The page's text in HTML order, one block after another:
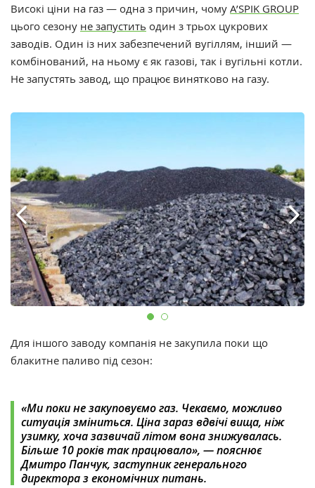
Високі ціни на газ — одна з причин, чому A’SPIK GROUP
цього сезону не запустить один з трьох цукрових
заводів. Один із них забезпечений вугіллям, інший —
комбінований, на ньому є як газові, так і вугільні котли.
Не запустять завод, що працює винятково на газу.
Для іншого заводу компанія не закупила поки що
блакитне паливо під сезон:
«Ми поки не закуповуємо газ. Чекаємо, можливо
ситуація зміниться. Ціна зараз вдвічі вища, ніж
узимку, хоча зазвичай літом вона знижувалась.
Більше 10 років так працювало», — пояснює
Дмитро Панчук, заступник генерального
директора з економічних питань.